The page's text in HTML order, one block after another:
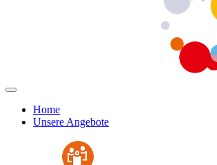
Home
Unsere Angebote